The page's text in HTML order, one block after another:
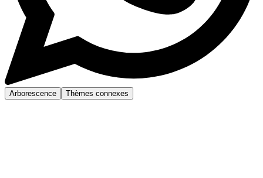
Arborescence Thèmes connexes